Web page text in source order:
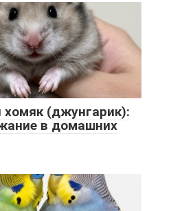
(джунгарик):
в домашних